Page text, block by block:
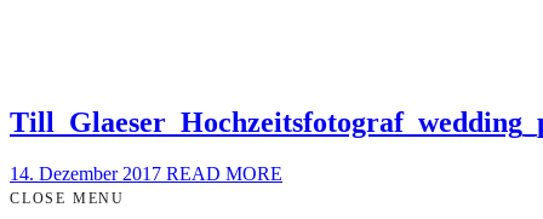
14. Dezember 2017 READ MORE
CLOSE MENU